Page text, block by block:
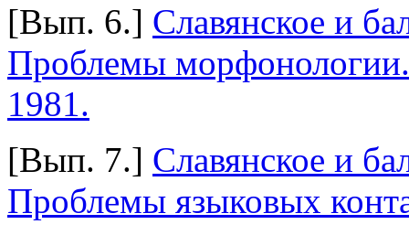
[Вып. 6.] Славянское и
Проблемы
1981.
[Вып. 7.] Славянское и
Проблемы языковых